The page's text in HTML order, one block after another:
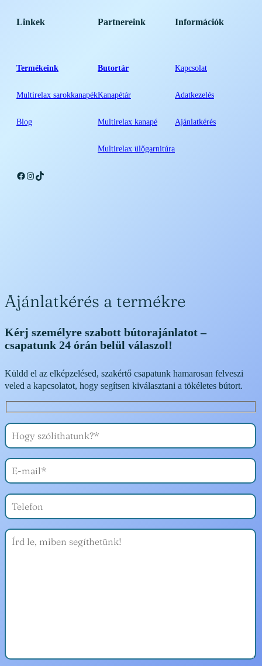
Linkek
Termékeink
Multirelax sarokkanapék
Blog
Partnereink
Butortár
Kanapétár
Multirelax kanapé
Multirelax ülőgarnitúra
Információk
Kapcsolat
Adatkezelés
Ajánlatkérés
Facebook
Instagram
TikTok
Ajánlatkérés a termékre
Kérj személyre szabott bútorajánlatot –
csapatunk 24 órán belül válaszol!
Küldd el az elképzelésed, szakértő csapatunk hamarosan felveszi
veled a kapcsolatot, hogy segítsen kiválasztani a tökéletes bútort.